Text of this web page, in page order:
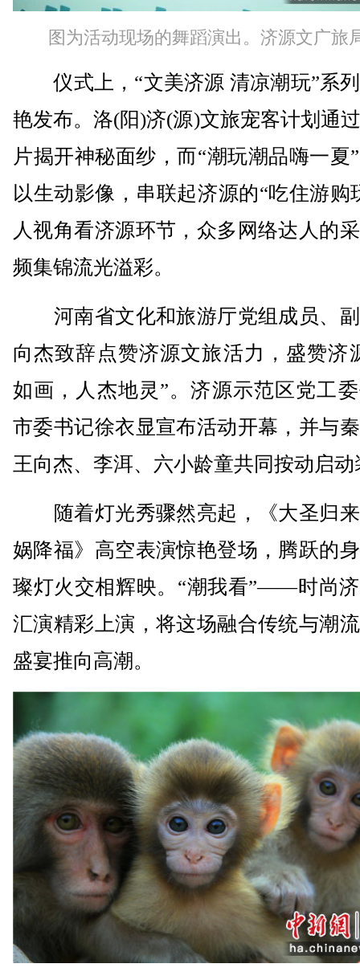
图为活动现场的舞蹈演出。济源文广旅
仪式上，“文美济源 清凉潮玩”系
艳发布。洛(阳)济(源)文旅宠客计划通
片揭开神秘面纱，而“潮玩潮品嗨一夏
以生动影像，串联起济源的“吃住游购
人视角看济源环节，众多网络达人的
频集锦流光溢彩。
河南省文化和旅游厅党组成员、
向杰致辞点赞济源文旅活力，盛赞济
如画，人杰地灵”。济源示范区党工
市委书记徐衣显宣布活动开幕，并与
王向杰、李洱、六小龄童共同按动启动
随着灯光秀骤然亮起，《大圣归
娲降福》高空表演惊艳登场，腾跃的
璨灯火交相辉映。“潮我看”——时尚
汇演精彩上演，将这场融合传统与潮
盛宴推向高潮。